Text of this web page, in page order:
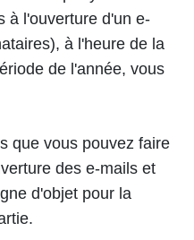
à l'ouverture d'un e-
à l'heure de la
de l'année, vous
que vous pouvez faire
des e-mails et
d'objet pour la